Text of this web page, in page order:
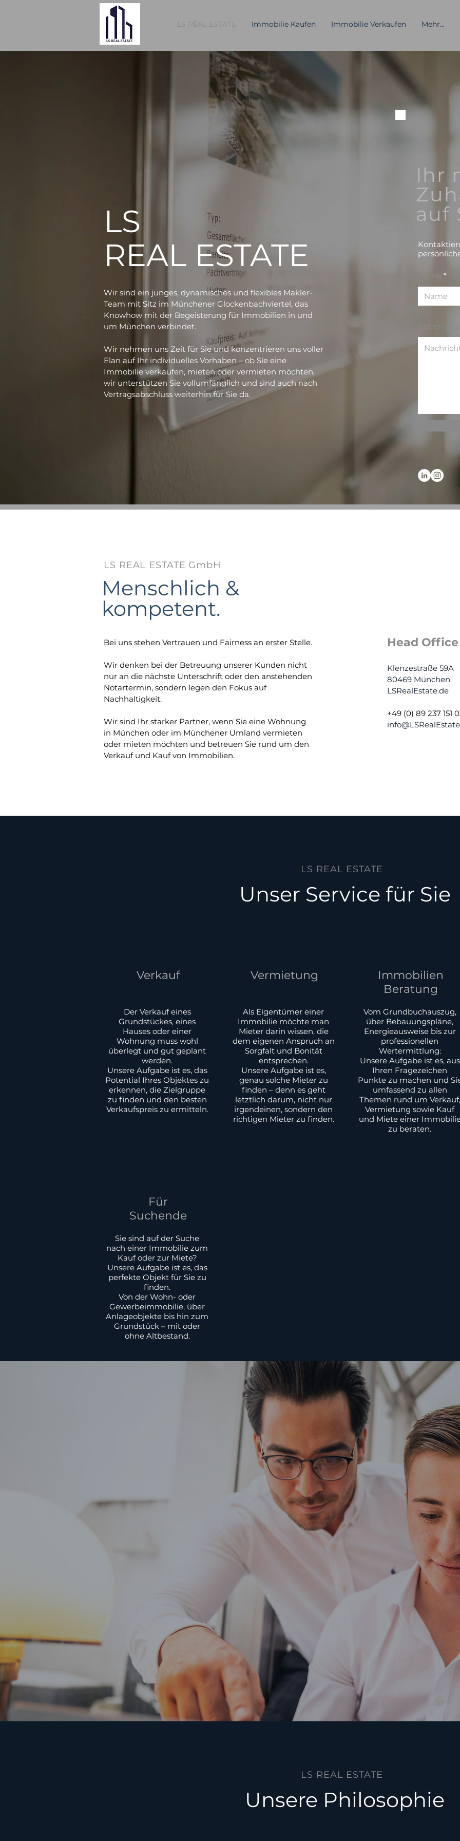
LS REAL ESTATE Immobilie Kaufen Immobilie Verkaufen Mehr...
LS
REAL ESTATE
Wir sind ein junges, dynamisches und flexibles Makler-
Team mit Sitz im Münchener Glockenbachviertel, das
Knowhow mit der Begeisterung für Immobilien in und
um München verbindet.
Wir nehmen uns Zeit für Sie und konzentrieren uns voller
Elan auf Ihr individuelles Vorhaben – ob Sie eine
Immobilie verkaufen, mieten oder vermieten möchten,
wir unterstützen Sie vollumfänglich und sind auch nach
Vertragsabschluss weiterhin für Sie da.
Ihr
auf
Geben
LS REAL ESTATE GmbH
Menschlich &
kompetent.
Bei uns stehen Vertrauen und Fairness an erster Stelle.
Wir denken bei der Betreuung unserer Kunden nicht
nur an die nächste Unterschrift oder den anstehenden
Notartermin, sondern legen den Fokus auf
Nachhaltigkeit.
Wir sind Ihr starker Partner, wenn Sie eine Wohnung
in München oder im Münchener Umland vermieten
oder mieten möchten und betreuen Sie rund um den
Verkauf und Kauf von Immobilien.
Head Office
Klenzestraße 59A
80469 München
LSRealEstate.de
+49 (0) 89 237 151
LS REAL ESTATE
Unser Service für Sie
Verkauf
Der Verkauf eines
Grundstückes, eines
Hauses oder einer
Wohnung muss wohl
überlegt und gut geplant
werden.
Unsere Aufgabe ist es, das
Potential Ihres Objektes zu
erkennen, die Zielgruppe
zu finden und den besten
Verkaufspreis zu ermitteln.
Vermietung
Als Eigentümer einer
Immobilie möchte man
Mieter darin wissen, die
dem eigenen Anspruch an
Sorgfalt und Bonität
entsprechen.
Unsere Aufgabe ist es,
genau solche Mieter zu
finden – denn es geht
letztlich darum, nicht nur
irgendeinen, sondern den
richtigen Mieter zu finden.
Immobilien
Beratung
Vom Grundbuch­auszug,
über Bebauungs­pläne,
Energie­ausweise bis zur
professionellen
Wertermittlung:
Unsere Aufgabe ist es, aus
Ihren Fragezeichen
Punkte zu machen und
umfassend zu allen
Themen rund um Verkauf,
Vermietung sowie Kauf
und Miete einer
zu beraten.
Für
Suchende
Sie sind auf der Suche
nach einer Immobilie zum
Kauf oder zur Miete?
Unsere Aufgabe ist es, das
perfekte Objekt für Sie zu
finden.
Von der Wohn- oder
Gewerbeimmobilie, über
Anlageobjekte bis hin zum
Grundstück – mit oder
ohne Altbestand.
LS REAL ESTATE
Unsere Philosophie